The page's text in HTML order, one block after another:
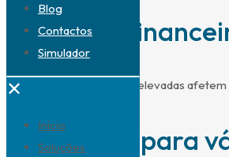
Blog
Contactos
Simulador
✕
Início
Soluções
Proteção
Evita que indemnizações elevadas
Cobertura para